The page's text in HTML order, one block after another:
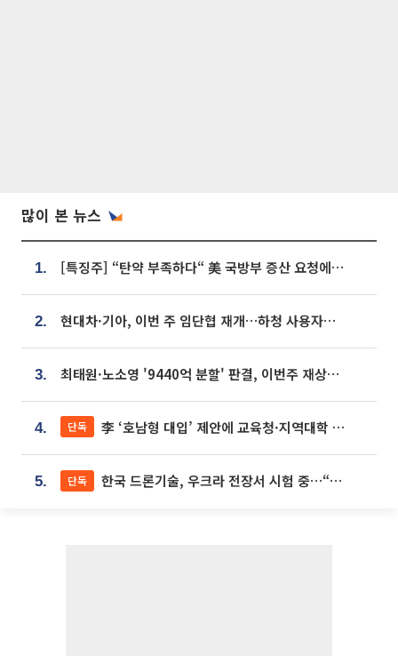
많이 본 뉴스
1. [특징주] “탄약 부족하다“ 美 국방부 증산 요청에⋯국내 방산주 급등세
2. 현대차·기아, 이번 주 임단협 재개…하청 사용자성 재심도 ‘변수’
3. 최태원·노소영 '9440억 분할' 판결, 이번주 재상고 여부 주목
4. 단독 李 ‘호남형 대입’ 제안에 교육청·지역대학 서·논술형 입시 연계 '착수'
5. 단독 한국 드론기술, 우크라 전장서 시험 중…“스타트업 여러 곳 참여”